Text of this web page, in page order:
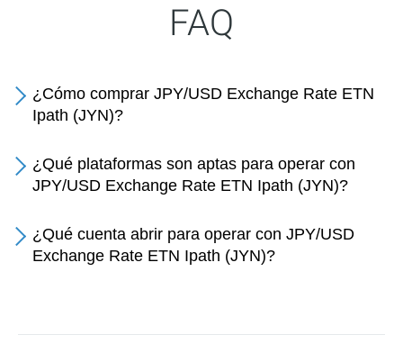
FAQ
¿Cómo comprar JPY/USD Exchange Rate ETN
Ipath (JYN)?
¿Qué plataformas son aptas para operar con
JPY/USD Exchange Rate ETN Ipath (JYN)?
¿Qué cuenta abrir para operar con JPY/USD
Exchange Rate ETN Ipath (JYN)?